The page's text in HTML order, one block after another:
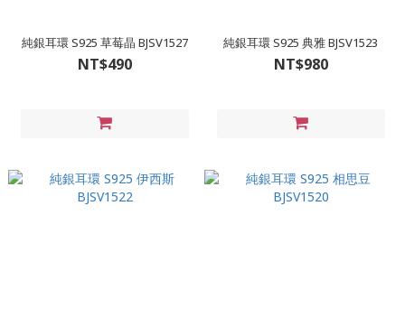
純銀耳環 S925 草莓晶 BJSV1527
NT$490
純銀耳環 S925 典雅 BJSV1523
NT$980